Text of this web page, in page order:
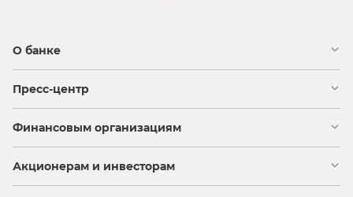
О банке
Пресс-центр
Финансовым организациям
Акционерам и инвесторам